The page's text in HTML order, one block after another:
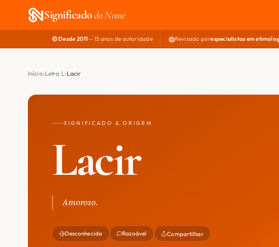
Significadodo Nome
Desde 2011— 15 anos de autoridade Revisado porespecialistas em
Início Letra L Lacir
SIGNIFICADO & ORIGEM
Lacir
Amoroso.
Desconhecida Razoável Compartilhar